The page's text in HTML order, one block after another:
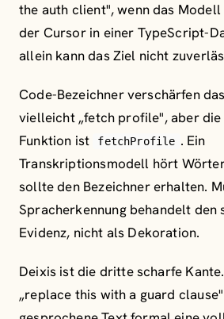
the auth client", wenn das
der Cursor in einer TypeScript-
allein kann das Ziel nicht
Code-Bezeichner verschärfen
vielleicht „fetch profile", aber
Funktion ist
fetchProfile . Ein
Transkriptionsmodell hört
sollte den Bezeichner erhalten.
Spracherkennung behandelt den
Evidenz, nicht als Dekoration.
Deixis ist die dritte scharfe
„replace this with a guard